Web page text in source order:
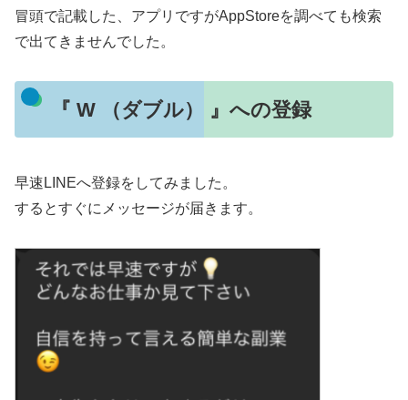
冒頭で記載した、アプリですがAppStoreを調べても検索
で出てきませんでした。
『 W （ダブル） 』への登録
早速LINEへ登録をしてみました。
するとすぐにメッセージが届きます。